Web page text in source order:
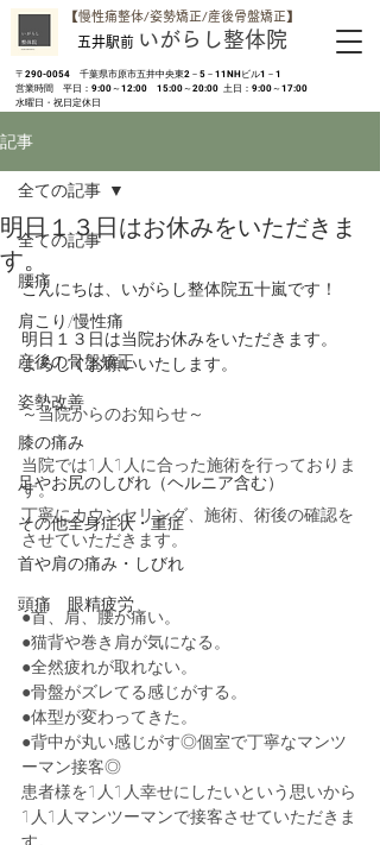
​【慢性痛整体/姿勢矯正/産後骨盤矯正】
五井駅前 いがらし整体院
​〒290-0054 千葉県市原市五井中央東2－5－11NHビル1－1
営業時間 平日：9:00～12:00 15:00～20:00 土日：9:00～17:00
​水曜日・祝日定休日
記事
全ての記事
腰痛
肩こり/慢性痛
産後の骨盤矯正
姿勢改善
膝の痛み
足やお尻のしびれ（ヘルニア含む）
その他全身症状・重症
首や肩の痛み・しびれ
頭痛 眼精疲労
全ての記事
明日１３日はお休みをいただきま
す。
こんにちは、いがらし整体院五十嵐です！
明日１３日は当院お休みをいただきます。
よろしくお願いいたします。
～当院からのお知らせ～
当院では1人1人に合った施術を行っておりま
す。
丁寧にカウンセリング、施術、術後の確認を
させていただきます。
●首、肩、腰が痛い。
●猫背や巻き肩が気になる。
●全然疲れが取れない。
●骨盤がズレてる感じがする。
●体型が変わってきた。
●背中が丸い感じがす◎個室で丁寧なマンツ
ーマン接客◎
患者様を1人1人幸せにしたいという思いから
1人1人マンツーマンで接客させていただきま